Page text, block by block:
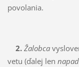
povolania.
2. Žalobca
vetu (ďalej len